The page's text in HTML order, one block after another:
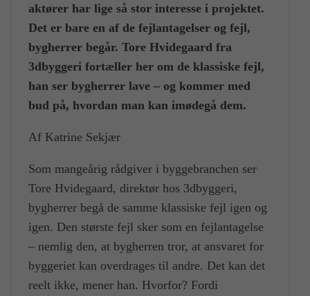
aktører har lige så stor interesse i projektet.
Det er bare en af de fejlantagelser og fejl,
bygherrer begår. Tore Hvidegaard fra
3dbyggeri fortæller her om de klassiske fejl,
han ser bygherrer lave – og kommer med
bud på, hvordan man kan imødegå dem.
Af Katrine Sekjær
Som mangeårig rådgiver i byggebranchen ser
Tore Hvidegaard, direktør hos 3dbyggeri,
bygherrer begå de samme klassiske fejl igen og
igen. Den største fejl sker som en fejlantagelse
– nemlig den, at bygherren tror, at ansvaret for
byggeriet kan overdrages til andre. Det kan det
reelt ikke, mener han. Hvorfor? Fordi